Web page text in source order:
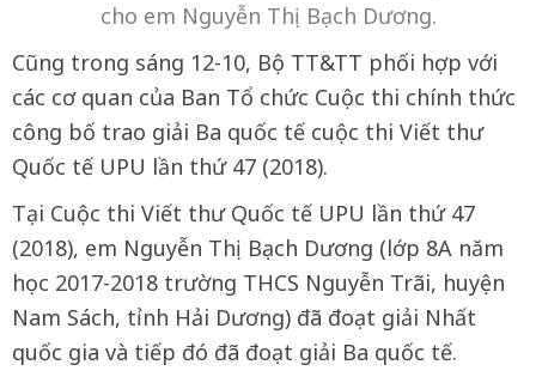
cho em Nguyễn Thị Bạch Dương.
Cũng trong sáng 12-10, Bộ TT&TT phối hợp với
các cơ quan của Ban Tổ chức Cuộc thi chính thức
công bố trao giải Ba quốc tế cuộc thi Viết thư
Quốc tế UPU lần thứ 47 (2018).
Tại Cuộc thi Viết thư Quốc tế UPU lần thứ 47
(2018), em Nguyễn Thị Bạch Dương (lớp 8A năm
học 2017-2018 trường THCS Nguyễn Trãi, huyện
Nam Sách, tỉnh Hải Dương) đã đoạt giải Nhất
quốc gia và tiếp đó đã đoạt giải Ba quốc tế.